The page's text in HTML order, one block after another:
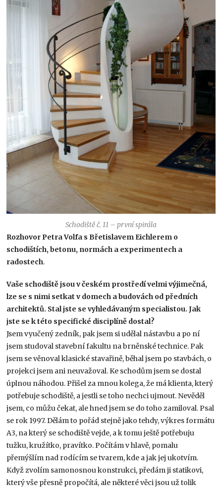
Schodiště č. 11 – první spirála
Rozhovor Petra Volfa s Břetislavem Eichlerem o
schodištích, betonu, normách a experimentech a
radostech.
Vaše schodiště jsou v českém prostředí velmi výjimečná,
lze se s nimi setkat v domech a budovách od předních
architektů. Stal jste se vyhledávaným specialistou. Jak
jste se k této specifické disciplíně dostal?
Jsem vyučený zedník, pak jsem si udělal nástavbu a po ní
jsem studoval stavební fakultu na brněnské technice. Pak
jsem se věnoval klasické stavařině, běhal jsem po stavbách, o
projekci jsem ani neuvažoval. Ke schodům jsem se dostal
úplnou náhodou. Přišel za mnou kolega, že má klienta, který
potřebuje schodiště, a jestli se toho nechci ujmout. Nevěděl
jsem, co můžu čekat, ale hned jsem se do toho zamiloval. Psal
se rok 1997. Dělám to pořád stejně jako tehdy, výkres formátu
A3, na který se schodiště vejde, a k tomu ještě potřebuju
tužku, kružítko, pravítko. Počítám v hlavě, pomalu
přemýšlím nad rodícím se tvarem, kde a jak jej ukotvím.
Když zvolím samonosnou konstrukci, předám ji statikovi,
který vše přesně propočítá, ale některé věci jsou už tolik